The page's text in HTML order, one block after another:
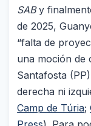
SABy
de 2025,
“falta de
una moción de
Santafosta
derecha ni
Camp de Túria;